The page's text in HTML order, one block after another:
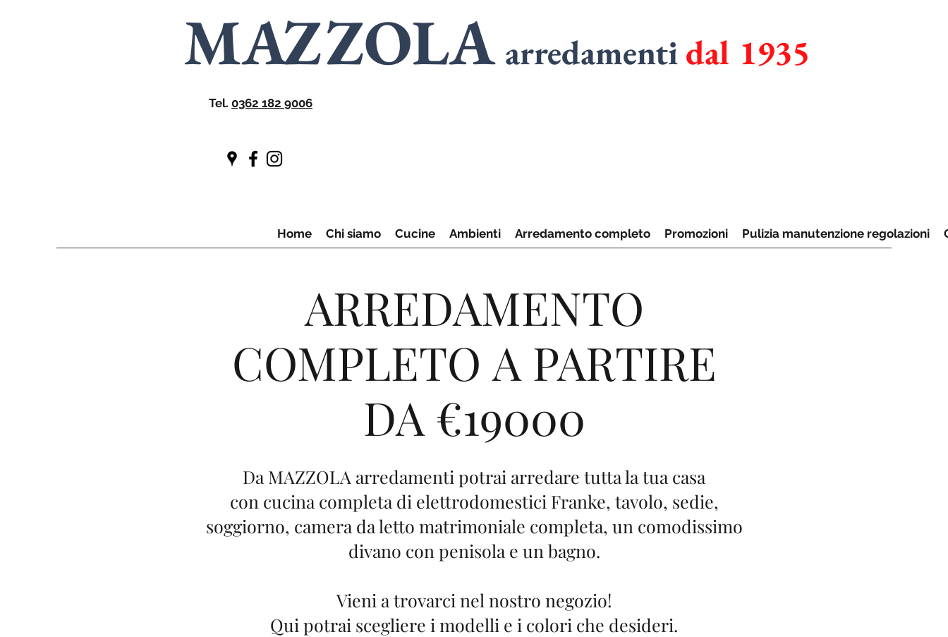
MAZZOLA arredamentidal 1935
Tel. 0362 182 9006
Home Chi siamo Cucine Ambienti Arredamento completo Promozioni Pulizia manutenzione regolazioni
ARREDAMENTO
COMPLETO A PARTIRE
DA €19000
Da MAZZOLA arredamenti potrai arredare tutta la tua casa
con cucina completa di elettrodomestici Franke, tavolo, sedie,
soggiorno, camera da letto matrimoniale completa, un comodissimo
divano con penisola e un bagno.
Vieni a trovarci nel nostro negozio!
Qui potrai scegliere i modelli e i colori che desideri.